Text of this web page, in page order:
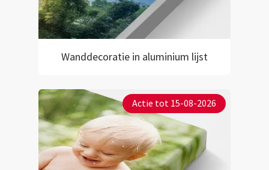
Wanddecoratie in aluminium lijst
Actie tot 15-08-2026